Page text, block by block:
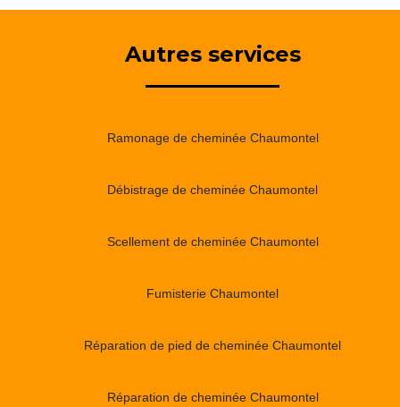
Autres services
Ramonage de cheminée Chaumontel
Débistrage de cheminée Chaumontel
Scellement de cheminée Chaumontel
Fumisterie Chaumontel
Réparation de pied de cheminée Chaumontel
Réparation de cheminée Chaumontel